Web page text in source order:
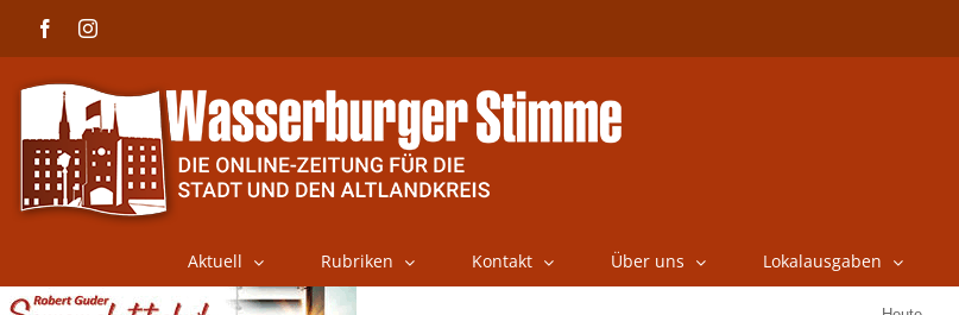
FacebookInstagram
Aktuell Rubriken Kontakt Über uns Lokalausgaben